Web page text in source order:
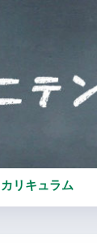
カリキュラム